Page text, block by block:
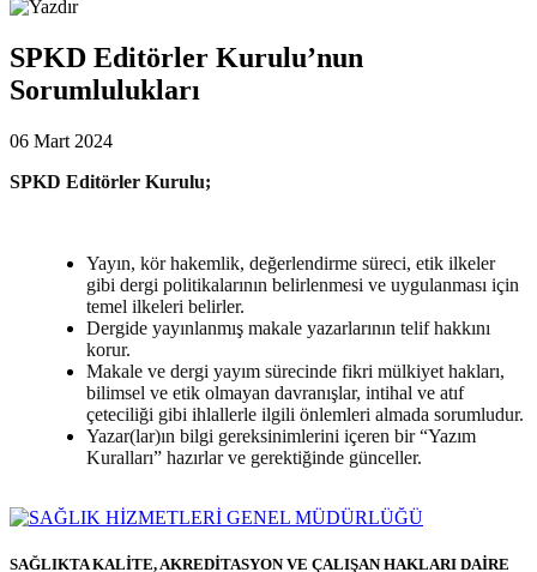
SPKD Editörler Kurulu’nun
Sorumlulukları
06 Mart 2024
SPKD Editörler Kurulu;
Yayın, kör hakemlik, değerlendirme süreci, etik ilkeler
gibi dergi politikalarının belirlenmesi ve uygulanması için
temel ilkeleri belirler.
Dergide yayınlanmış makale yazarlarının telif hakkını
korur.
Makale ve dergi yayım sürecinde fikri mülkiyet hakları,
bilimsel ve etik olmayan davranışlar, intihal ve atıf
çeteciliği gibi ihlallerle ilgili önlemleri almada sorumludur.
Yazar(lar)ın bilgi gereksinimlerini içeren bir “Yazım
Kuralları” hazırlar ve gerektiğinde günceller.
SAĞLIKTA KALİTE, AKREDİTASYON VE ÇALIŞAN HAKLARI DAİRE